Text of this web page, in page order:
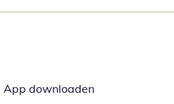
App downloadenÖffnet in